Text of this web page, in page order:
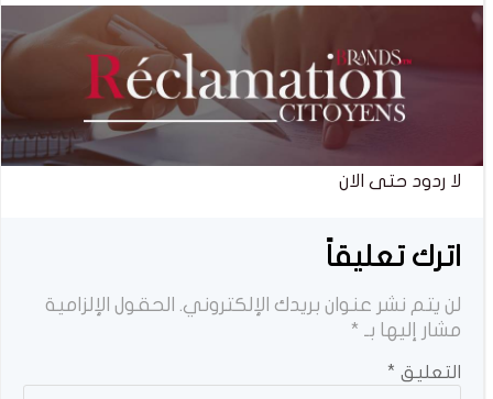
لا ردود حتى الان
اترك تعليقاً
لن يتم نشر عنوان بريدك الإلكتروني. الحقول الإلزامية
مشار إليها بـ *
التعليق *